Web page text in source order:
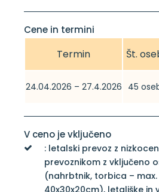
Cene in termini
Termin Št.
24.04.2026 – 27.4.2026 45
V ceno je vključeno
: letalski prevoz z
prevoznikom z vključeno
(nahrbtnik, torbica – max.